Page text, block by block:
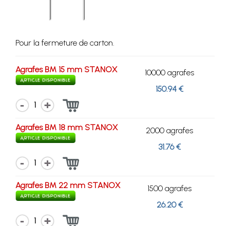
Pour la fermeture de carton.
Agrafes BM 15 mm STANOX
10000 agrafes
150.94 €
1
Agrafes BM 18 mm STANOX
2000 agrafes
31.76 €
1
Agrafes BM 22 mm STANOX
1500 agrafes
26.20 €
1